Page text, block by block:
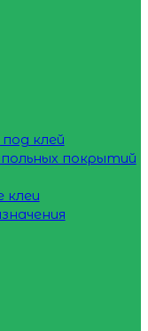
клей
покрытий
клеи